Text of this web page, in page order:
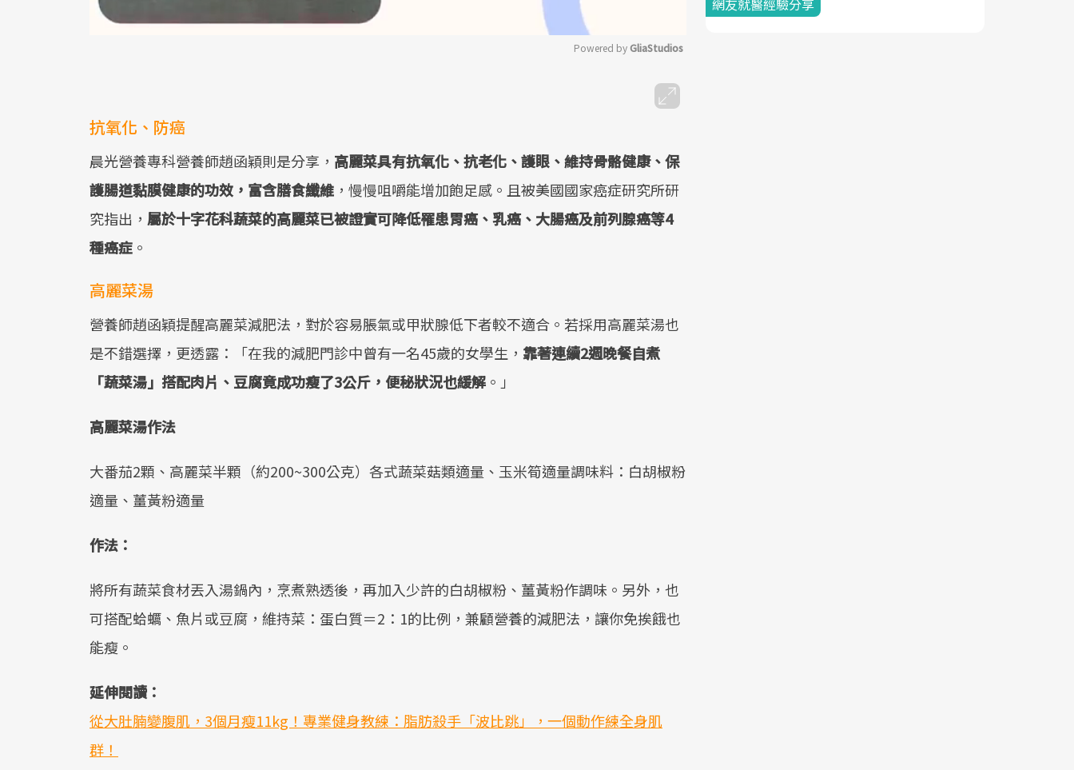
Powered by GliaStudios
抗氧化、防癌
晨光營養專科營養師趙函穎則是分享， 高麗菜具有抗氧化、抗老化、護眼、維持骨骼健康、保
護腸道黏膜健康的功效，富含膳食纖維 ，慢慢咀嚼能增加飽足感。且被美國國家癌症研究所研
究指出， 屬於十字花科蔬菜的高麗菜已被證實可降低罹患胃癌、乳癌、大腸癌及前列腺癌等4
種癌症 。
高麗菜湯
營養師趙函穎提醒高麗菜減肥法，對於容易脹氣或甲狀腺低下者較不適合。若採用高麗菜湯也
是不錯選擇，更透露：「在我的減肥門診中曾有一名45歲的女學生， 靠著連續2週晚餐自煮
「蔬菜湯」搭配肉片、豆腐竟成功瘦了3公斤，便秘狀況也緩解 。」
高麗菜湯作法
大番茄2顆、高麗菜半顆（約200~300公克）各式蔬菜菇類適量、玉米筍適量調味料：白胡椒粉
適量、薑黃粉適量
作法：
將所有蔬菜食材丟入湯鍋內，烹煮熟透後，再加入少許的白胡椒粉、薑黃粉作調味。另外，也
可搭配蛤蠣、魚片或豆腐，維持菜：蛋白質＝2：1的比例，兼顧營養的減肥法，讓你免挨餓也
能瘦。
延伸閱讀：
從大肚腩變腹肌，3個月瘦11kg！專業健身教練：脂肪殺手「波比跳」，一個動作練全身肌
群！
網友就醫經驗分享